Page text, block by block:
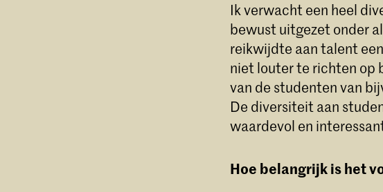
Ik verwacht een heel
bewust uitgezet onder
reikwijdte aan talent
niet louter te richten op
van de studenten van
De diversiteit aan
waardevol en
Hoe belangrijk is het